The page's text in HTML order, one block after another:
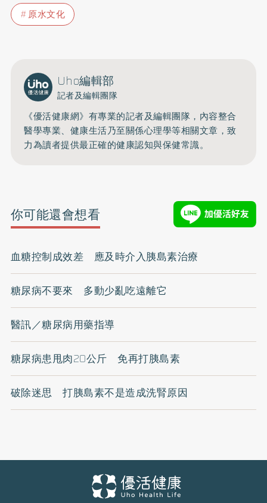
原水文化
Uho編輯部
記者及編輯團隊
《優活健康網》有專業的記者及編輯團隊，內容整合
醫學專業、健康生活乃至關係心理學等相關文章，致
力為讀者提供最正確的健康認知與保健常識。
你可能還會想看
血糖控制成效差 應及時介入胰島素治療
糖尿病不要來 多動少亂吃遠離它
醫訊／糖尿病用藥指導
糖尿病患甩肉20公斤 免再打胰島素
破除迷思 打胰島素不是造成洗腎原因